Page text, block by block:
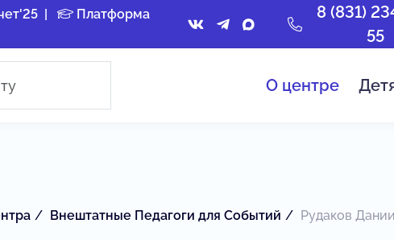
|
Платформа
8 (831)
55
О центре
Внештатные Педагоги для Событий Рудаков